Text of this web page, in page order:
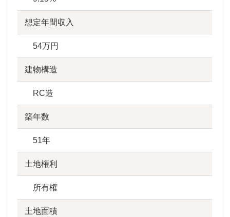
想定年間収入
54万円
建物構造
RC造
築年数
51年
土地権利
所有権
土地面積